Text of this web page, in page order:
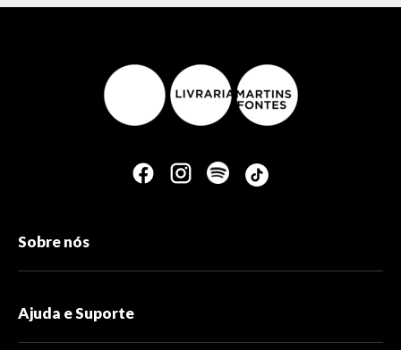
Sobre nós
Ajuda e Suporte